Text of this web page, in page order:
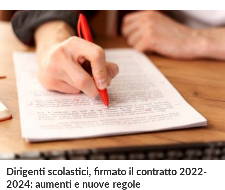
Dirigenti scolastici, firmato il contratto 2022-
2024: aumenti e nuove regole